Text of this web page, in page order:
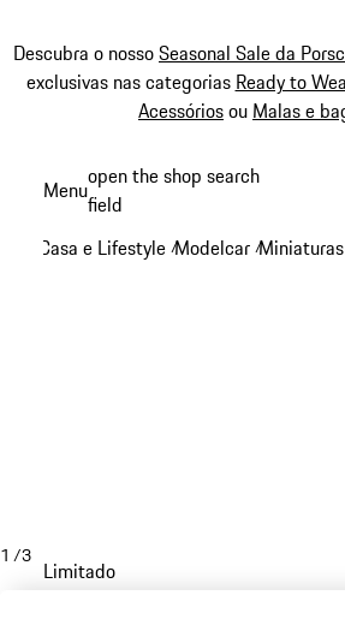
Descubra o nossoSeasonal Sale da
exclusivas nas categorias Ready to
Acessóriosou Malas e
conteúdo
Menuopen the shop search
field
Casa e Lifestyle /Modelcar /Miniaturas
1 /3
Limitado